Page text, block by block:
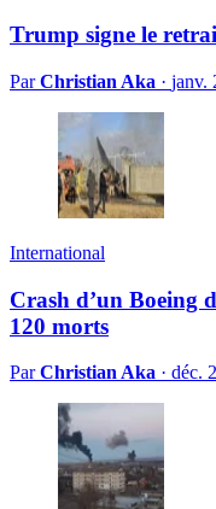
Trump signe le
ParChristian Aka · janv.
International
Crash d’un Boeing
120 morts
ParChristian Aka · déc.